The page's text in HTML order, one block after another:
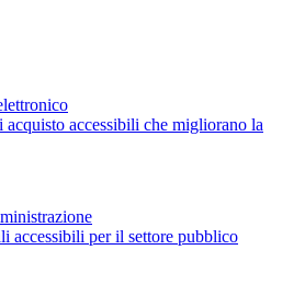
acquisto accessibili che migliorano la
accessibili per il settore pubblico